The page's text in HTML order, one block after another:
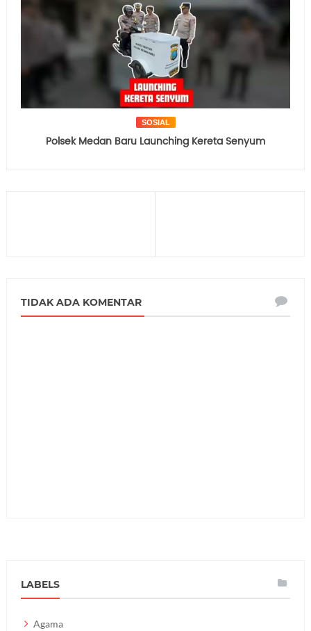
SOSIAL
Polsek Medan Baru Launching Kereta Senyum
TIDAK ADA KOMENTAR
LABELS
Agama